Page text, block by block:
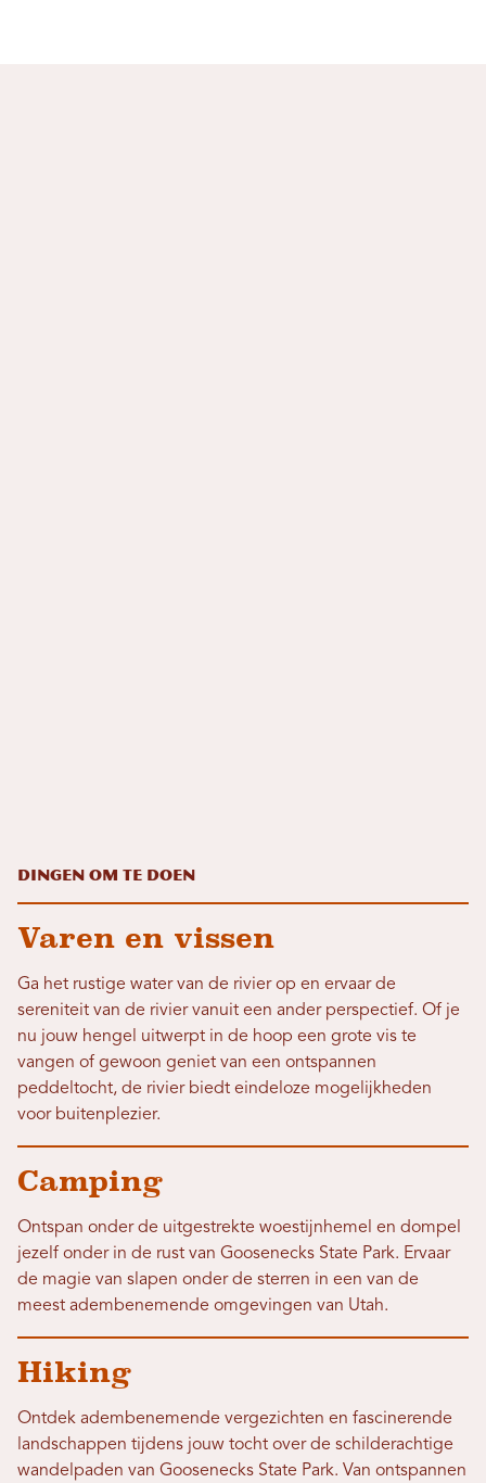
Dingen om te doen
Varen en vissen
Ga het rustige water van de rivier op en ervaar de
sereniteit van de rivier vanuit een ander perspectief. Of je
nu jouw hengel uitwerpt in de hoop een grote vis te
vangen of gewoon geniet van een ontspannen
peddeltocht, de rivier biedt eindeloze mogelijkheden
voor buitenplezier.
Camping
Ontspan onder de uitgestrekte woestijnhemel en dompel
jezelf onder in de rust van Goosenecks State Park. Ervaar
de magie van slapen onder de sterren in een van de
meest adembenemende omgevingen van Utah.
Hiking
Ontdek adembenemende vergezichten en fascinerende
landschappen tijdens jouw tocht over de schilderachtige
wandelpaden van Goosenecks State Park. Van ontspannen